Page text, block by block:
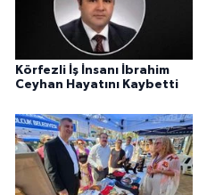
Körfezli İş İnsanı İbrahim
Ceyhan Hayatını Kaybetti